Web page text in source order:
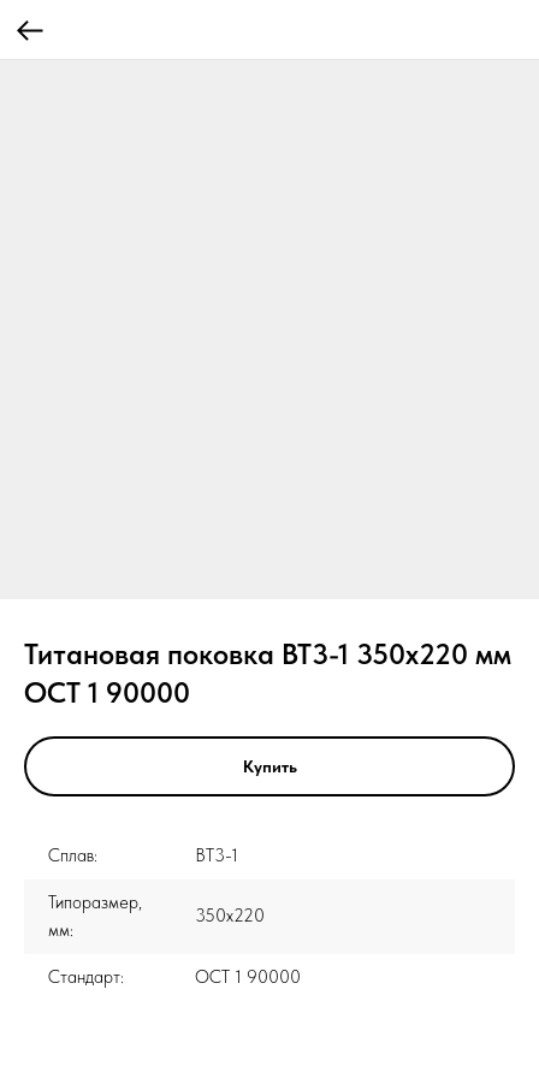
Титановая поковка ВТ3-1 350x220 мм
ОСТ 1 90000
Купить
Сплав: ВТ3-1
Типоразмер,
мм:
350x220
Стандарт: ОСТ 1 90000